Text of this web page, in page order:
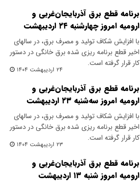
برنامه قطع برق آذربایجان‌غربی و
ارومیه امروز چهارشنبه ۲۴ اردیبهشت
با افزایش شکاف تولید و مصرف برق، در سالهای
اخیر قطع برنامه ریزی شده برق خانگی در دستور
کار قرار گرفته است.
۲۴ اردیبهشت ۱۴۰۴
برنامه قطع برق آذربایجان‌غربی و
ارومیه امروز سه‌شنبه ۲۳ اردیبهشت
با افزایش شکاف تولید و مصرف برق، در سالهای
اخیر قطع برنامه ریزی شده برق خانگی در دستور
کار قرار گرفته است.
۲۳ اردیبهشت ۱۴۰۴
برنامه قطع برق آذربایجان‌غربی و
ارومیه امروز شنبه ۱۳ اردیبهشت